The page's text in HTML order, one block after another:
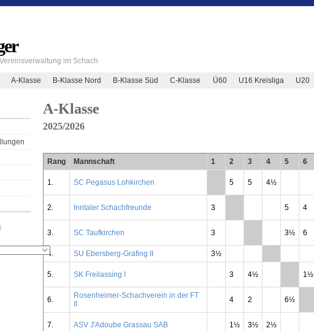
im Schach
A-Klasse B-Klasse Nord B-Klasse Süd C-Klasse Ü60 U16 Kreisliga U20
A-Klasse
2025/2026
Rang Mannschaft 1 2 3 4 5 6
1. SC Pegasus Lohkirchen 5 5 4½
2. Inntaler Schachfreunde 3 5 4
3. SC Taufkirchen 3 3½ 6
4.
SU Ebersberg-Grafing II 3½
5. SK Freilassing I 3 4½ 1½
6.
Rosenheimer-Schachverein in der FT
II
4 2 6½
7. ASV J'Adoube Grassau SAB 1½ 3½ 2½